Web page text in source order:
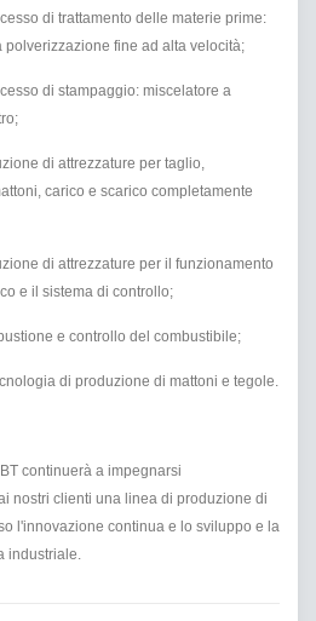
di trattamento delle materie prime:
fine ad alta velocità;
di stampaggio: miscelatore a
di attrezzature per taglio,
carico e scarico completamente
di attrezzature per il funzionamento
e il sistema di controllo;
e controllo del combustibile;
di produzione di mattoni e tegole.
continuerà a impegnarsi
nostri clienti una linea di produzione di
l'innovazione continua e lo sviluppo e la
industriale.